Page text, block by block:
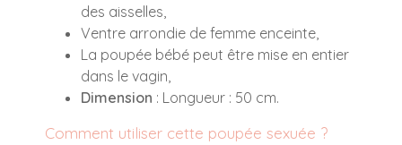
des aisselles,
Ventre arrondie de femme enceinte,
La poupée bébé peut être mise en entier
dans le vagin,
Dimension : Longueur : 50 cm.
Comment utiliser cette poupée sexuée ?